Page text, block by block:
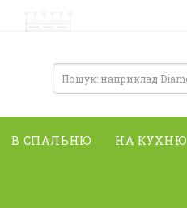
В СПАЛЬНЮ НА КУХНЮ